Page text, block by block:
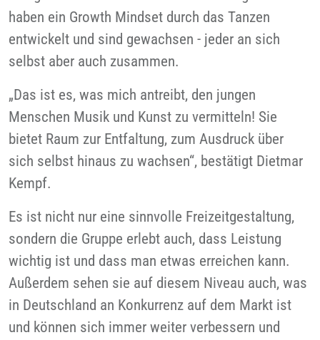
haben ein Growth Mindset durch das Tanzen
entwickelt und sind gewachsen - jeder an sich
selbst aber auch zusammen.
„Das ist es, was mich antreibt, den jungen
Menschen Musik und Kunst zu vermitteln! Sie
bietet Raum zur Entfaltung, zum Ausdruck über
sich selbst hinaus zu wachsen“, bestätigt Dietmar
Kempf.
Es ist nicht nur eine sinnvolle Freizeitgestaltung,
sondern die Gruppe erlebt auch, dass Leistung
wichtig ist und dass man etwas erreichen kann.
Außerdem sehen sie auf diesem Niveau auch, was
in Deutschland an Konkurrenz auf dem Markt ist
und können sich immer weiter verbessern und